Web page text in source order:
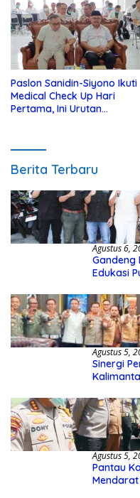
Paslon Sanidin-Siyono Ikuti
Medical Check Up Hari
Pertama, Ini Urutan
Berita Terbaru
Agustus 6,
Gandeng
Edukasi
Agustus 5,
Sinergi
Agustus 5,
Pantau